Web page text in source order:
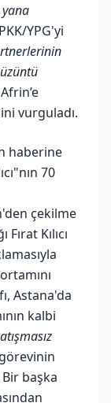
YPG'yi
vurguladı.
haberine
70
çekilme
Kılıcı
Astana'da
kalbi
Bir başka